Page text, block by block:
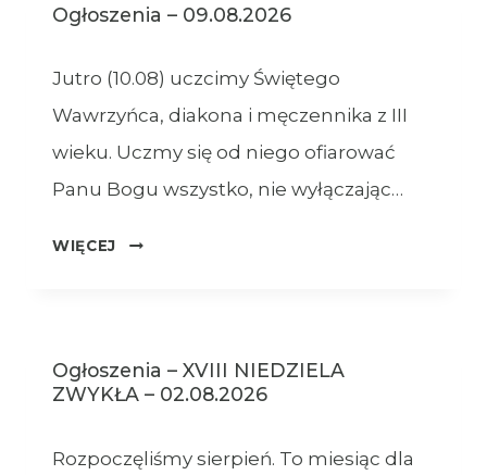
Ogłoszenia – 09.08.2026
Jutro (10.08) uczcimy Świętego
Wawrzyńca, diakona i męczennika z III
wieku. Uczmy się od niego ofiarować
Panu Bogu wszystko, nie wyłączając…
WIĘCEJ
OGŁOSZENIA
Ogłoszenia – XVIII NIEDZIELA
ZWYKŁA – 02.08.2026
Rozpoczęliśmy sierpień. To miesiąc dla